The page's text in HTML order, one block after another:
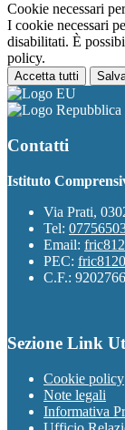
Cookie necessari
I cookie necessari
disabilitati. È
policy.
Accetta tutti
Contatti
Istituto
Via Prati,
Tel:
Email:
PEC:
C.F.:
Sezione Link
Cookie policy
Note legali
Informativa